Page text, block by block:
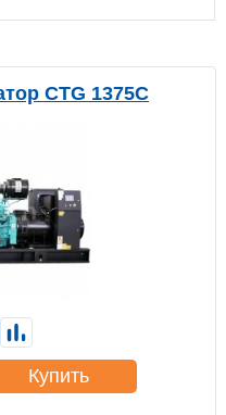
CTG 1375C
Купить